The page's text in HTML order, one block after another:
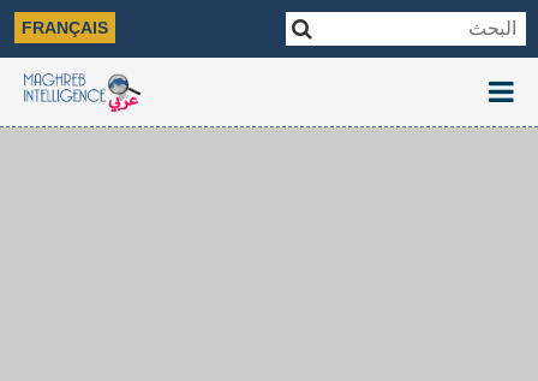
FRANÇAIS